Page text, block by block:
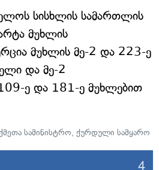
სისხლის სამართლის
მუხლის
მუხლის მე-2 და 223-ე
და მე-2
ე და 181-ე მუხლებით
სამინისტრო, ქურდული სამყარო
4